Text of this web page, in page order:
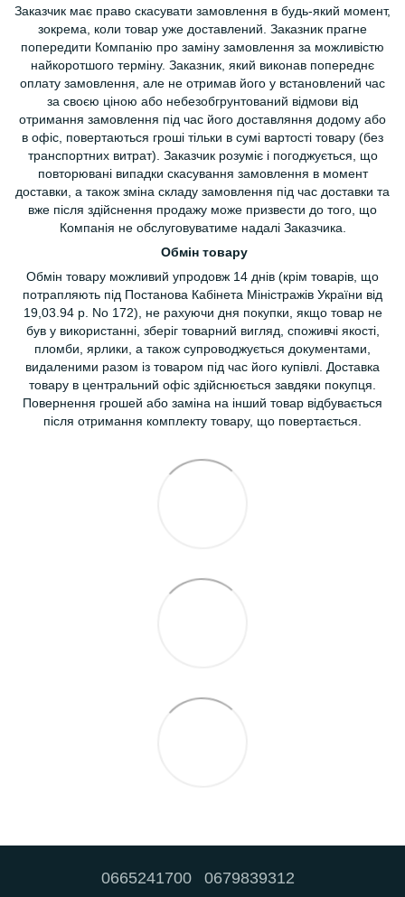
Заказчик має право скасувати замовлення в будь-який момент,
зокрема, коли товар уже доставлений. Заказник прагне
попередити Компанію про заміну замовлення за можливістю
найкоротшого терміну. Заказник, який виконав попереднє
оплату замовлення, але не отримав його у встановлений час
за своєю ціною або небезобгрунтований відмови від
отримання замовлення під час його доставляння додому або
в офіс, повертаються гроші тільки в сумі вартості товару (без
транспортних витрат). Заказчик розуміє і погоджується, що
повторювані випадки скасування замовлення в момент
доставки, а також зміна складу замовлення під час доставки та
вже після здійснення продажу може призвести до того, що
Компанія не обслуговуватиме надалі Заказчика.
Обмін товару
Обмін товару можливий упродовж 14 днів (крім товарів, що
потрапляють під Постанова Кабінета Міністражів України від
19,03.94 р. No 172), не рахуючи дня покупки, якщо товар не
був у використанні, зберіг товарний вигляд, споживчі якості,
пломби, ярлики, а також супроводжується документами,
видаленими разом із товаром під час його купівлі. Доставка
товару в центральний офіс здійснюється завдяки покупця.
Повернення грошей або заміна на інший товар відбувається
після отримання комплекту товару, що повертається.
0665241700 0679839312